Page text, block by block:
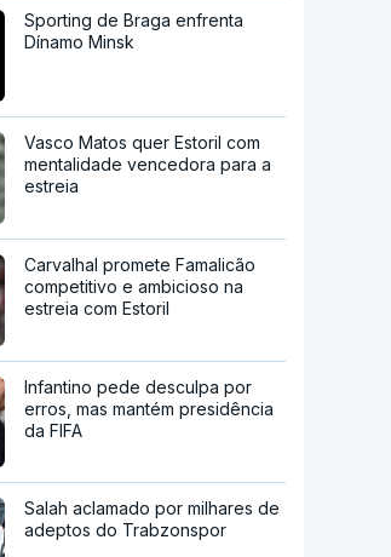
Sporting de Braga enfrenta
Dínamo Minsk
Vasco Matos quer Estoril com
mentalidade vencedora para a
estreia
Carvalhal promete Famalicão
competitivo e ambicioso na
estreia com Estoril
Infantino pede desculpa por
erros, mas mantém presidência
da FIFA
Salah aclamado por milhares de
adeptos do Trabzonspor